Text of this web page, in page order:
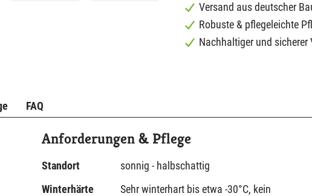
Versand aus deutscher
Robuste & pflegeleichte
Nachhaltiger und sicherer
FAQ
Anforderungen & Pflege
Standort
sonnig - halbschattig
Winterhärte
Sehr winterhart bis etwa -30°C, kein